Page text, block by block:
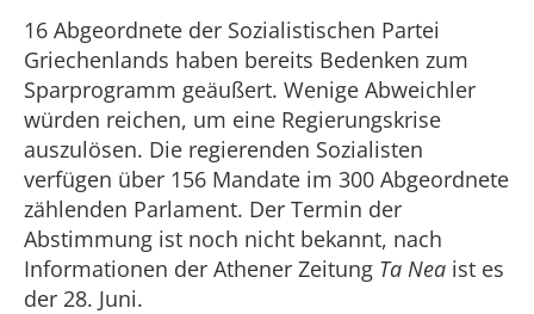
16 Abgeordnete der Sozialistischen Partei
Griechenlands haben bereits Bedenken zum
Sparprogramm geäußert. Wenige Abweichler
würden reichen, um eine Regierungskrise
auszulösen. Die regierenden Sozialisten
verfügen über 156 Mandate im 300 Abgeordnete
zählenden Parlament. Der Termin der
Abstimmung ist noch nicht bekannt, nach
Informationen der Athener Zeitung Ta Nea ist es
der 28. Juni.